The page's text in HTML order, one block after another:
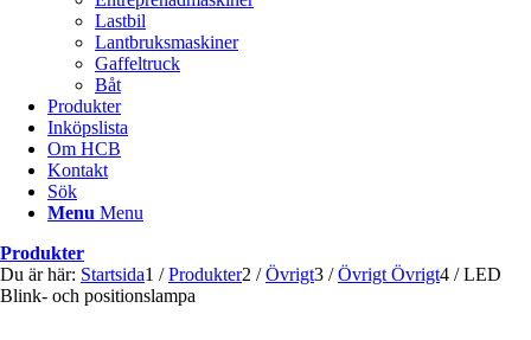
Lastbil
Lantbruksmaskiner
Gaffeltruck
Båt
Produkter
Inköpslista
Om HCB
Kontakt
Sök
Menu Menu
Produkter
Du är här: Startsida1 / Produkter2 / Övrigt3 / Övrigt Övrigt4 / LED
Blink- och positionslampa